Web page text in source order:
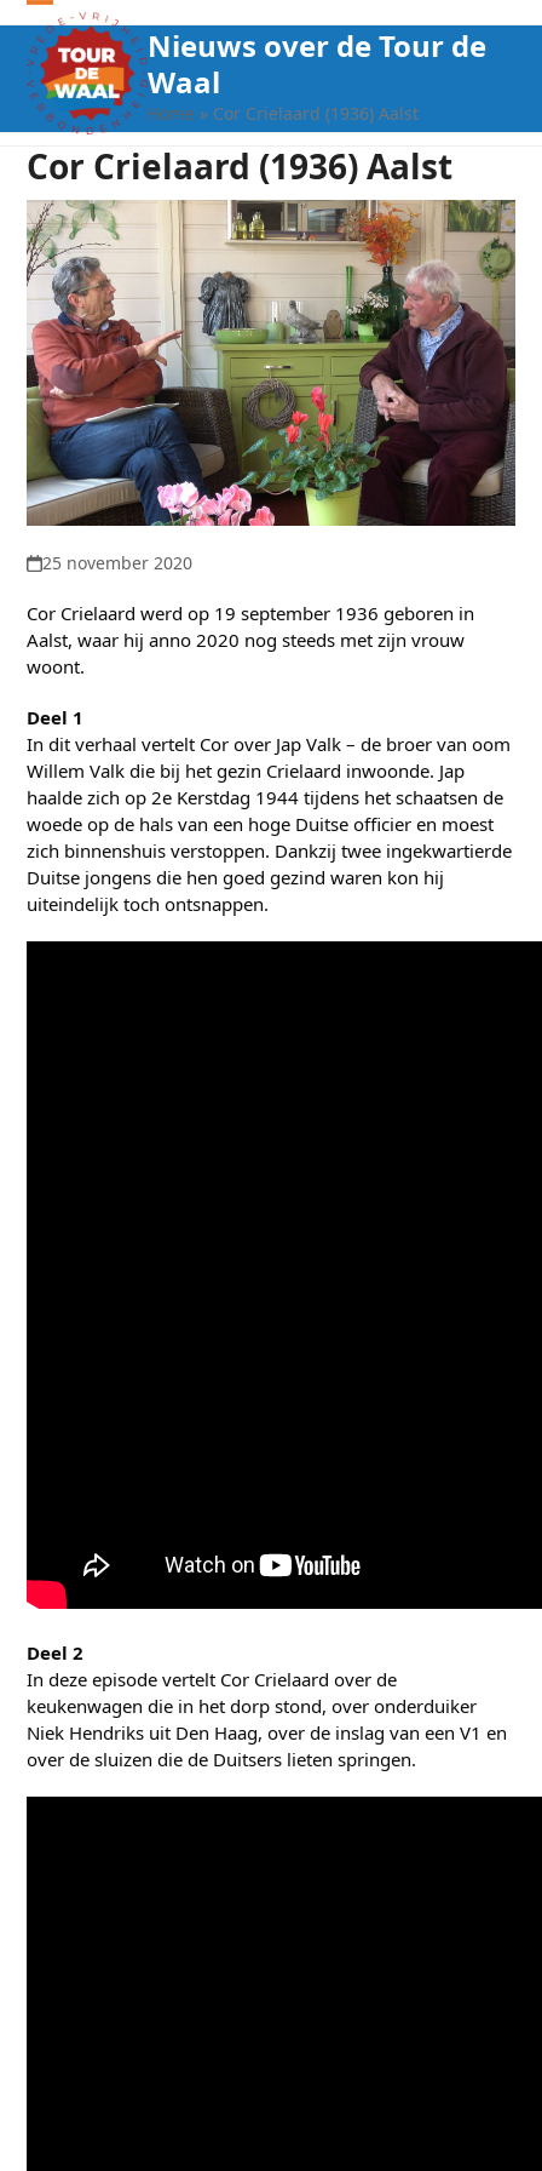
Open
mobile
menu
Close
mobile
menu
Nieuws over de Tour de
Waal
Home » Cor Crielaard (1936) Aalst
Cor Crielaard (1936) Aalst
25 november 2020
Cor Crielaard werd op 19 september 1936 geboren in
Aalst, waar hij anno 2020 nog steeds met zijn vrouw
woont.
Deel 1
In dit verhaal vertelt Cor over Jap Valk – de broer van oom
Willem Valk die bij het gezin Crielaard inwoonde. Jap
haalde zich op 2e Kerstdag 1944 tijdens het schaatsen de
woede op de hals van een hoge Duitse officier en moest
zich binnenshuis verstoppen. Dankzij twee ingekwartierde
Duitse jongens die hen goed gezind waren kon hij
uiteindelijk toch ontsnappen.
Deel 2
In deze episode vertelt Cor Crielaard over de
keukenwagen die in het dorp stond, over onderduiker
Niek Hendriks uit Den Haag, over de inslag van een V1 en
over de sluizen die de Duitsers lieten springen.